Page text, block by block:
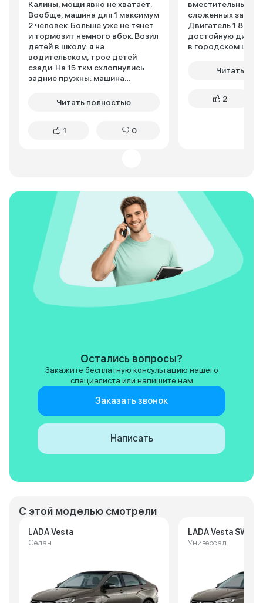
Калины, мощи явно не хватает.
Вообще, машина для 1 максимум
2 человек. Больше уже не тянет
и тормозит немного вбок. Возил
детей в школу: я на
водительском, трое детей
сзади. На 15 ткм схлопнулись
задние пружны: машина
отбойник. Заменил, поделился в
пружины от Рено и горя не
ходом раздаётся дикий вой,
народ называет "крик
беременной касатки". Это
конструктивный дефект, не
лечится. На 20 ткм полетели
тормозные колодки и диски,
замена за свои деньги. На
УАЗике легко ездил по 800 км,
без проблем. Тут же сидишь
буквой ЗЮ и уже через 200 км
спина начинает болеть.
Читать полностью
1 0
вместительный,
сложенных
Двигатель 1.8
достойную
в городском
неровности
чувствовать
Читать
2
С этой моделью смотрели
LADA Vesta
Седан
LADA Vesta SW
Универсал
Остались вопросы?
Закажите бесплатную консультацию нашего
специалиста или напишите нам
Заказать звонок
Написать